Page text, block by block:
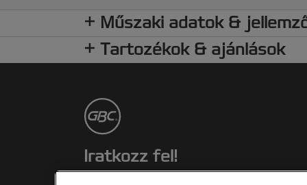
Műszaki adatok &
Tartozékok & ajánlások
Iratkozz fel!